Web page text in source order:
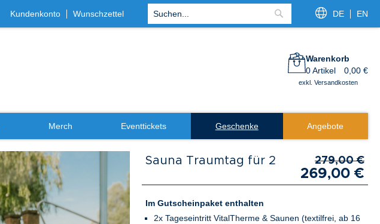
Kundenkonto Wunschzettel
Suche
DE EN
Warenkorb
0Artikel 0,00 €
exkl. Versandkosten
Merch Eventtickets Geschenke Angebote
Sauna Traumtag für 2 279,00 €
269,00 €
Im Gutscheinpaket enthalten
2x Tageseintritt VitalTherme & Saunen (textilfrei, ab 16